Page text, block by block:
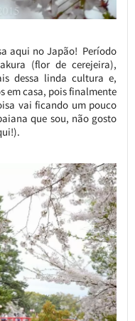
aqui no Japão! Período
(flor de cerejeira),
dessa linda cultura e,
em casa, pois finalmente
vai ficando um pouco
que sou, não gosto